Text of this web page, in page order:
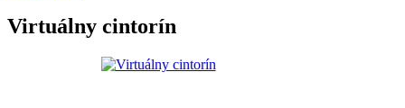
Virtuálny cintorín